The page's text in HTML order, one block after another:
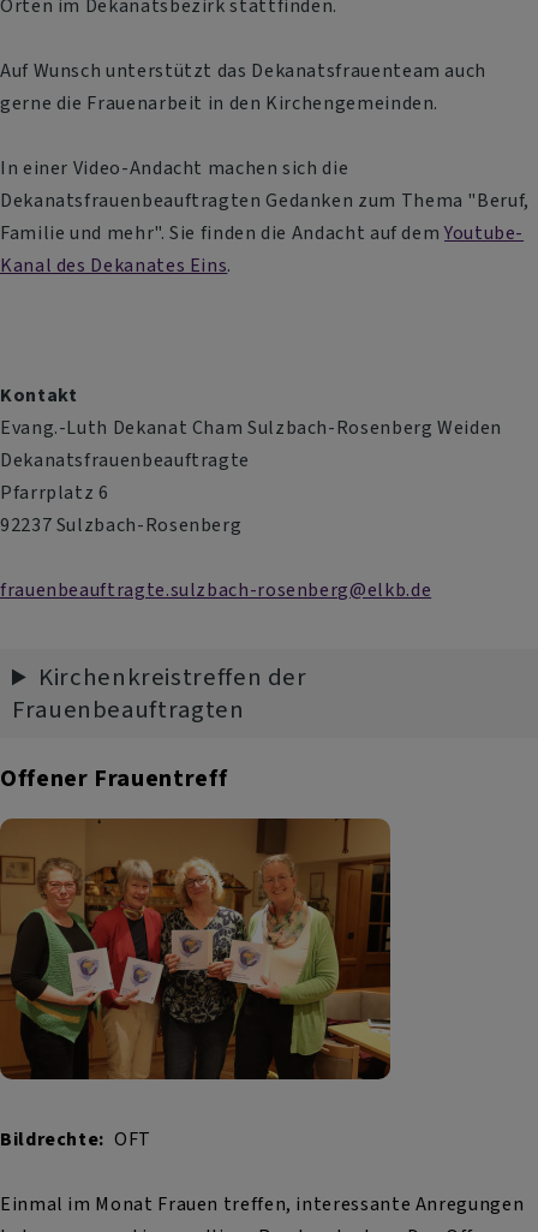
Orten im Dekanatsbezirk stattfinden.
Auf Wunsch unterstützt das Dekanatsfrauenteam auch
gerne die Frauenarbeit in den Kirchengemeinden.
In einer Video-Andacht machen sich die
Dekanatsfrauenbeauftragten Gedanken zum Thema "Beruf,
Familie und mehr". Sie finden die Andacht auf demYoutube-
Kanal des Dekanates Eins.
Kontakt
Evang.-Luth Dekanat Cham Sulzbach-Rosenberg Weiden
Dekanatsfrauenbeauftragte
Pfarrplatz 6
92237 Sulzbach-Rosenberg
frauenbeauftragte.sulzbach-rosenberg@elkb.de
Kirchenkreistreffen der
Frauenbeauftragten
Offener Frauentreff
Bildrechte OFT
Einmal im Monat Frauen treffen, interessante Anregungen